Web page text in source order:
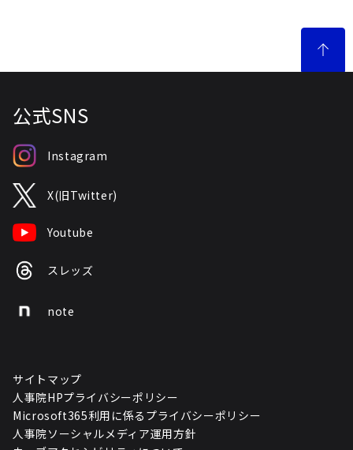
公式SNS
Instagram
X(旧Twitter)
Youtube
スレッズ
note
サイトマップ
人事院HPプライバシーポリシー
Microsoft365利用に係るプライバシーポリシー
人事院ソーシャルメディア運用方針